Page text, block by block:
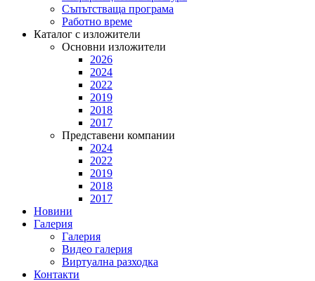
Съпътстваща програма
Работно време
Каталог с изложители
Основни изложители
2026
2024
2022
2019
2018
2017
Представени компании
2024
2022
2019
2018
2017
Новини
Галерия
Галерия
Видео галерия
Виртуална разходка
Контакти